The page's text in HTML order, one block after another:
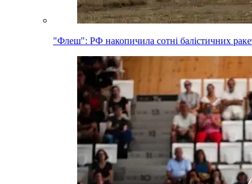
"Флеш": РФ накопичила сотні балістичних